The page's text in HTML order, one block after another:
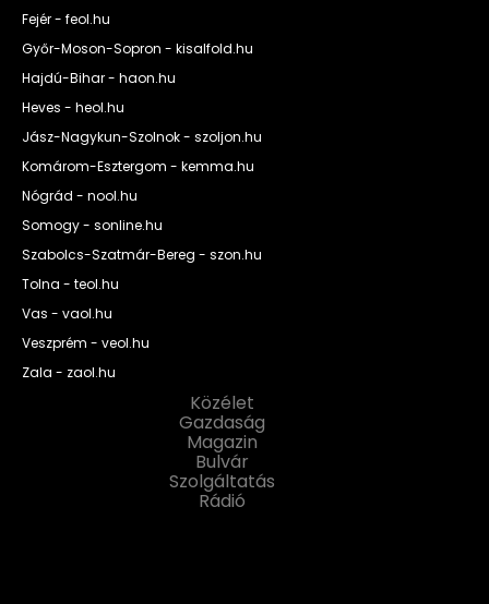
Fejér - feol.hu
Győr-Moson-Sopron - kisalfold.hu
Hajdú-Bihar - haon.hu
Heves - heol.hu
Jász-Nagykun-Szolnok - szoljon.hu
Komárom-Esztergom - kemma.hu
Nógrád - nool.hu
Somogy - sonline.hu
Szabolcs-Szatmár-Bereg - szon.hu
Tolna - teol.hu
Vas - vaol.hu
Veszprém - veol.hu
Zala - zaol.hu
Közélet
Gazdaság
Magazin
Bulvár
Szolgáltatás
Rádió